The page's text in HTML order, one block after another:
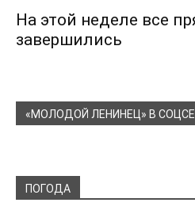
На этой неделе все
завершились
«МОЛОДОЙ ЛЕНИНЕЦ» В
ПОГОДА